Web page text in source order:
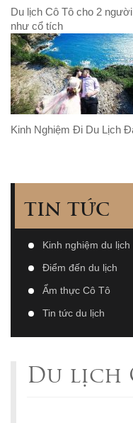
TIN TỨC
Kinh nghiệm du lịch
Điểm đến du lịch
Ẩm thực Cô Tô
Tin tức du lịch
Du lịch
Du lịch Cô Tô cho 2
như cổ tích
Kinh Nghiệm Đi Du Lịch